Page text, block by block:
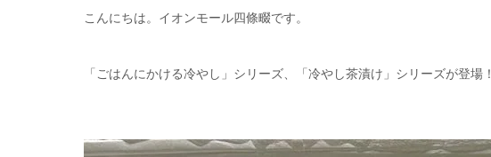
こんにちは。イオンモール四條畷です。
「ごはんにかける冷やし」シリーズ、「冷やし茶漬け」シリーズが登場！